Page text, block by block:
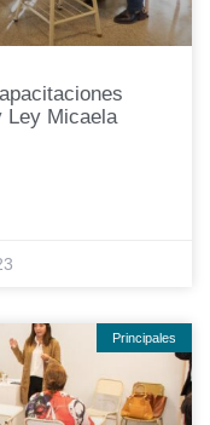
Ley Micaela
Principales